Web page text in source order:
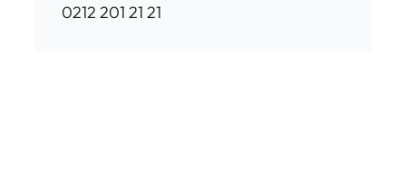
0212 201 21 21